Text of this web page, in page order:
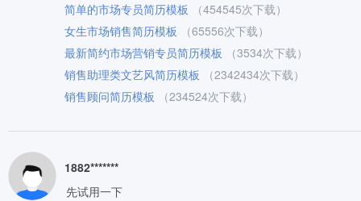
简单的市场专员简历模板
（454545次下载）
女生市场销售简历模板
（65556次下载）
最新简约市场营销专员简历模板
（3534次下载）
销售助理类文艺风简历模板
（2342434次下载）
销售顾问简历模板
（234524次下载）
1882*******
先试用一下